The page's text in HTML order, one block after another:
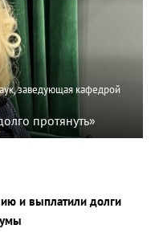
заведующая кафедрой
протянуть»
и выплатили долги